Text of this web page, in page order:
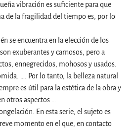
vibración es suficiente para que
de la fragilidad del tiempo es, por lo
se encuentra en la elección de los
exuberantes y carnosos, pero a
ennegrecidos, mohosos y usados.
…. Por lo tanto, la belleza natural
es útil para la estética de la obra y
otros aspectos …
En esta serie, el sujeto es
momento en el que, en contacto